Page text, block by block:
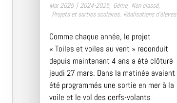
Mar 2025 | 2024-2025, 6ème, Non classé,
Projets et sorties scolaires, Réalisations d’élèves
Comme chaque année, le projet
« Toiles et voiles au vent » reconduit
depuis maintenant 4 ans a été clôturé
jeudi 27 mars. Dans la matinée avaient
été programmés une sortie en mer à la
voile et le vol des cerfs-volants